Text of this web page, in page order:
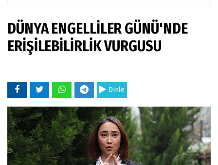
DÜNYA ENGELLİLER GÜNÜ'NDE
ERİŞİLEBİLİRLİK VURGUSU
Dinle